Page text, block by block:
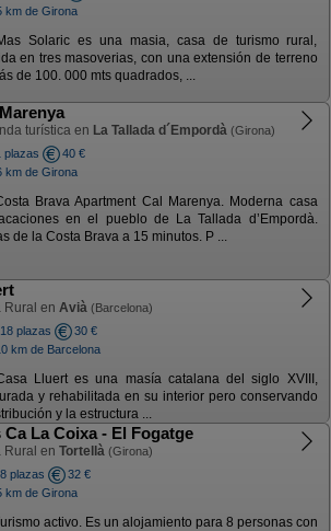
km de Girona
Solaric es una masia, casa de turismo rural,
en tres masoverias, con una extensión de terreno
de 100. 000 mts quadrados, ...
turística en La Tallada d´Empordà (Girona)
plazas
40 €
km de Girona
Brava Apartment Cal Marenya. Moderna casa
en el pueblo de La Tallada d’Empordà.
de la Costa Brava a 15 minutos. P ...
Rural en Avià (Barcelona)
plazas
30 €
km de Barcelona
Lluert es una masía catalana del siglo XVIII,
y rehabilitada en su interior pero conservando
y la estructura ...
Ca La Coixa - El Fogatge
Rural en Tortellà (Girona)
plazas
32 €
km de Girona
activo. Es un alojamiento para 8 personas con